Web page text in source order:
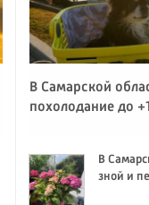
В Самарской
похолодание до
В
зной и